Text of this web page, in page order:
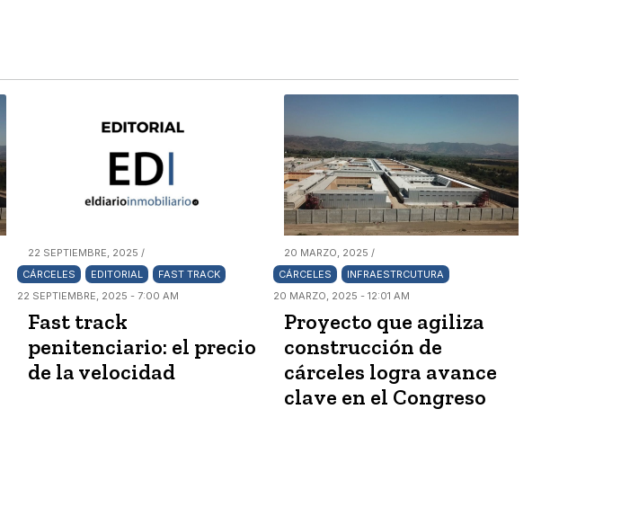
22 SEPTIEMBRE, 2025 /
CÁRCELES
EDITORIAL
FAST TRACK
22 SEPTIEMBRE, 2025 - 7:00 AM
Fast track
penitenciario: el precio
de la velocidad
20 MARZO, 2025 /
CÁRCELES
INFRAESTRCUTURA
20 MARZO, 2025 - 12:01 AM
Proyecto que agiliza
construcción de
cárceles logra avance
clave en el Congreso